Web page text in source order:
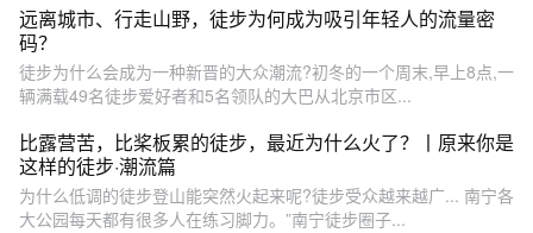
远离城市、行走山野，徒步为何成为吸引年轻人的流量密
码？
徒步为什么会成为一种新晋的大众潮流?初冬的一个周末,早上8点,一
辆满载49名徒步爱好者和5名领队的大巴从北京市区...
比露营苦，比桨板累的徒步，最近为什么火了？丨原来你是
这样的徒步·潮流篇
为什么低调的徒步登山能突然火起来呢?徒步受众越来越广... 南宁各
大公园每天都有很多人在练习脚力。”南宁徒步圈子...